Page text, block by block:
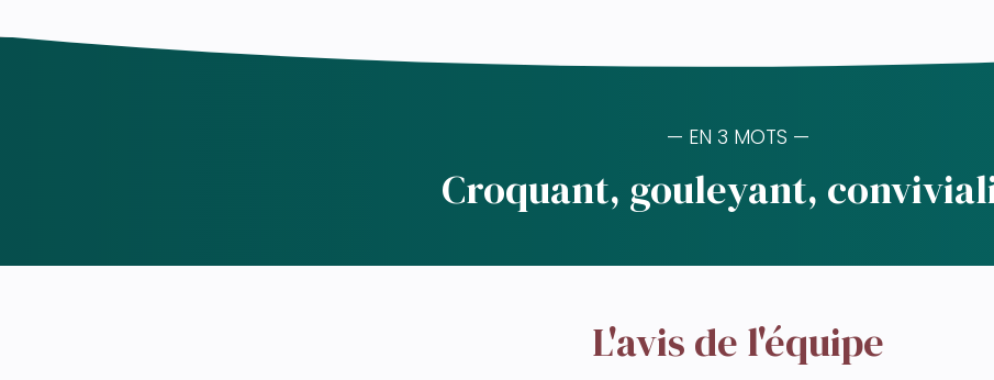
— EN 3 MOTS —
Croquant, gouleyant,
L'avis de l'équipe